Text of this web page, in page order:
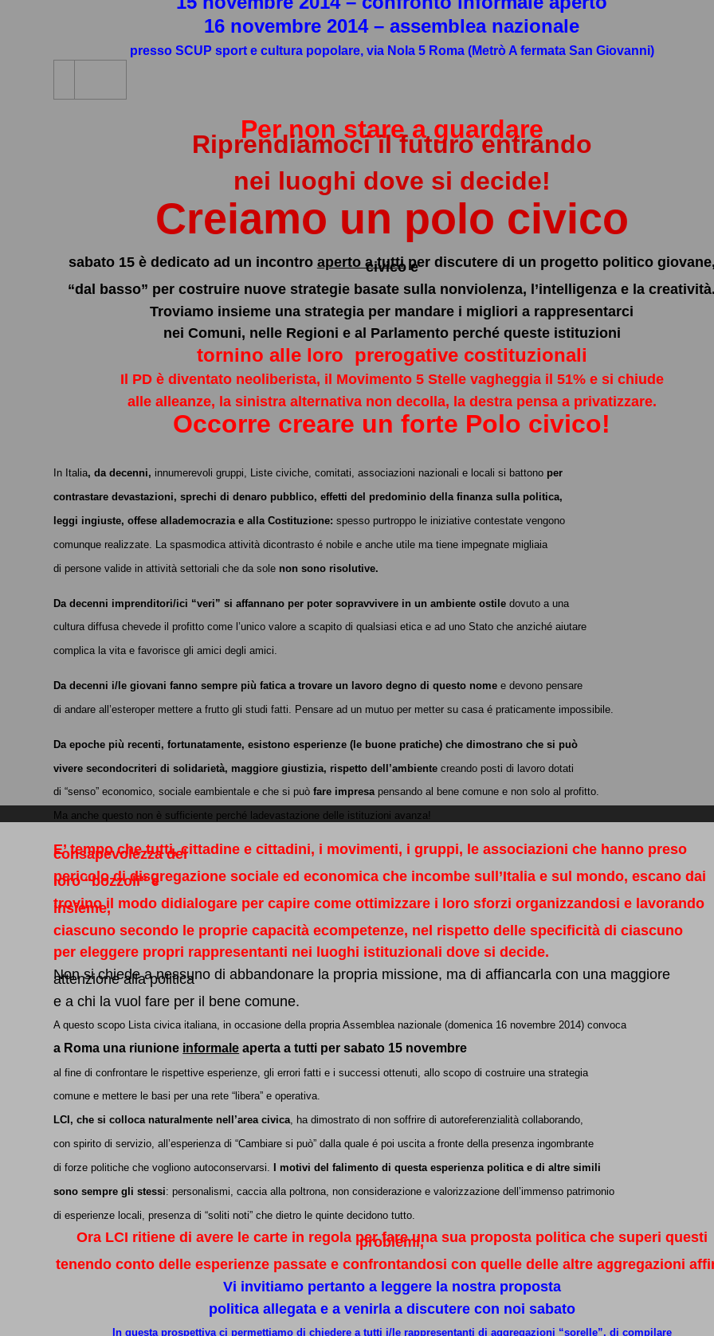
16 novembre 2014 – assemblea nazionale
presso SCUP sport e cultura popolare, via Nola 5 Roma (Metrò A fermata San Giovanni)
Per non starea guardare
Riprendiamoci il futuro entrando
nei luoghi dove si decide!
Creiamo un polo civico
sabato 15 è dedicato ad un incontro aperto a tuttiper discutere di un progetto politico
civico e
“dal basso” per costruire nuove strategie basate sulla nonviolenza, l’intelligenza e la
Troviamo insieme una strategia per mandare i migliori a rappresentarci
nei Comuni, nelle Regioni e al Parlamento perché queste istituzioni
tornino alle loro prerogative costituzionali
Il PD è diventato neoliberista, il Movimento 5 Stelle vagheggia il 51% e si chiude
alle alleanze, la sinistra alternativa non decolla, la destra pensa a privatizzare.
Occorre creare un forte Polo civico!
In Italia, da decenni, innumerevoli gruppi, Liste civiche, comitati, associazioni nazionali e locali si battono per
contrastare devastazioni, sprechi di denaro pubblico, effetti del predominio della finanza sulla politica,
leggi ingiuste, offese allademocrazia e alla Costituzione:spesso purtroppo le iniziative contestate vengono
comunque realizzate. La spasmodica attività dicontrasto é nobile e anche utile ma tiene impegnate migliaia
di persone valide in attività settoriali che da sole non sono risolutive.
Da decenni imprenditori/ici “veri” si affannano per poter sopravvivere in un ambiente ostiledovuto a una
cultura diffusa chevede il profitto come l’unico valore a scapito di qualsiasi etica e ad uno Stato che anziché aiutare
complica la vita e favorisce gli amici degli amici.
Da decenni i/le giovani fanno sempre più fatica a trovare un lavoro degno di questo nome e devono pensare
di andare all’esteroper mettere a frutto gli studi fatti. Pensare ad un mutuo per metter su casa é praticamente impossibile.
Da epoche più recenti, fortunatamente, esistono esperienze (le buone pratiche) che dimostrano che si può
vivere secondocriteri di solidarietà, maggiore giustizia, rispetto dell’ambiente creando posti di lavoro dotati
di “senso” economico, sociale eambientale e che si puòfare impresapensando al bene comune e non solo al profitto.
Ma anche questo non è sufficiente perché ladevastazione delle istituzioni avanza!
E’ tempo che tutti, cittadine e cittadini, i movimenti, i gruppi, le associazioni che hanno preso
consapevolezza del
pericolo di disgregazione sociale ed economica che incombe sull’Italia e sul mondo, escano dai
loro “bozzoli” e
trovino il modo didialogare per capire come ottimizzare i loro sforzi organizzandosi e lavorando
insieme,
ciascuno secondo le proprie capacità ecompetenze, nel rispetto delle specificità di ciascuno
per eleggere propri rappresentanti nei luoghi istituzionali dove si decide.
Non si chiede a nessuno di abbandonare la propria missione, ma di affiancarla con una maggiore
attenzione alla politica
e a chi la vuol fare per il bene comune.
A questo scopo Lista civica italiana, in occasione della propria Assemblea nazionale (domenica 16 novembre 2014) convoca
a Roma una riunione informale aperta a tutti per sabato 15 novembre
al fine di confrontare le rispettive esperienze, gli errori fatti e i successi ottenuti, allo scopo di costruire una strategia
comune e mettere le basi per una rete “libera” e operativa.
LCI, che si colloca naturalmente nell’area civica, ha dimostrato di non soffrire di autoreferenzialità collaborando,
con spirito di servizio, all’esperienza di “Cambiare si può” dalla quale é poi uscita a fronte della presenza ingombrante
di forze politiche che vogliono autoconservarsi.
I motivi del falimento di questa esperienza politica e di altre simili
sono sempre gli stessi: personalismi, caccia alla poltrona, non considerazione e valorizzazione dell’immenso patrimonio
di esperienze locali, presenza di “soliti noti” che dietro le quinte decidono tutto.
Ora LCI ritiene di avere le carte in regola per fare una sua proposta politica che superi questi
problemi,
tenendo conto delle esperienze passate e confrontandosi con quelle delle altre aggregazioni
Vi invitiamo pertanto a leggere la nostra proposta
politica allegata e a venirla a discutere con noi sabato
In questa prospettiva ci permettiamo di chiedere a tutti i/le rappresentanti di aggregazioni “sorelle”, di compilare